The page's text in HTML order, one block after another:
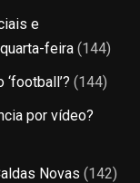
e
feira (144)
(144)
por vídeo?
Novas (142)